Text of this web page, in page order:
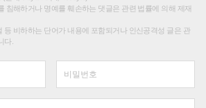
침해하거나 명예를 훼손하는 댓글은 관련 법률에 의해 제재
등 비하하는 단어가 내용에 포함되거나 인신공격성 글은 관
다.